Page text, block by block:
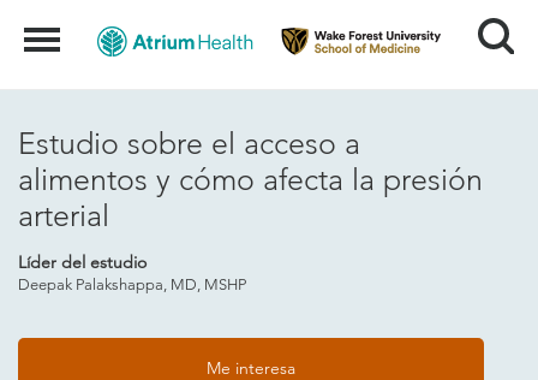
Menu Search
Estudio sobre el acceso a
alimentos y cómo afecta la presión
arterial
Líder del estudio
Deepak Palakshappa, MD, MSHP
Me interesa